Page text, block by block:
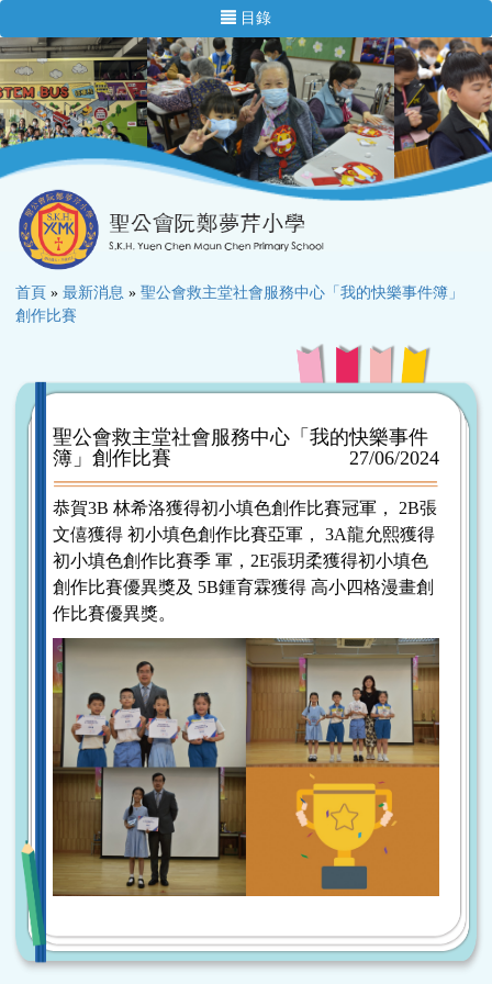
目錄
首頁 » 最新消息 » 聖公會救主堂社會服務中心「我的快樂事件簿」
創作比賽
聖公會救主堂社會服務中心「我的快樂事件
簿」創作比賽
27/06/2024
恭賀3B 林希洛獲得初小填色創作比賽冠軍， 2B張
文僖獲得 初小填色創作比賽亞軍， 3A龍允熙獲得
初小填色創作比賽季 軍，2E張玥柔獲得初小填色
創作比賽優異獎及 5B鍾育霖獲得 高小四格漫畫創
作比賽優異獎。